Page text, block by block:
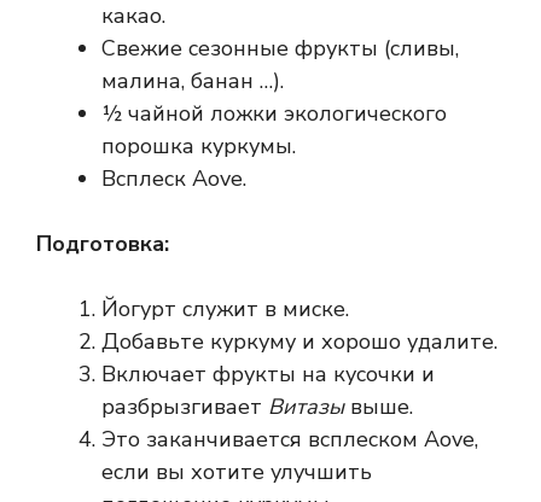
какао.
Свежие сезонные фрукты (сливы,
малина, банан …).
½ чайной ложки экологического
порошка куркумы.
Всплеск Aove.
Подготовка:
Йогурт служит в миске.
Добавьте куркуму и хорошо удалите.
Включает фрукты на кусочки и
разбрызгивает Витазывыше.
Это заканчивается всплеском Aove,
если вы хотите улучшить